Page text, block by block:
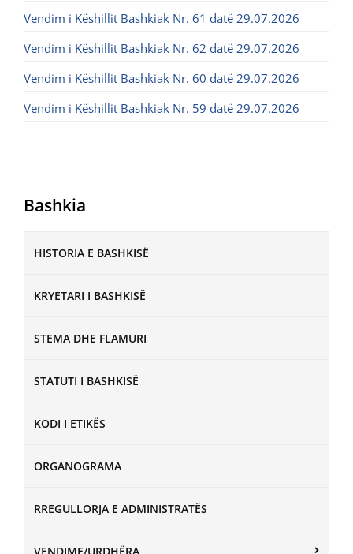
Bashkia
HISTORIA E BASHKISË
KRYETARI I BASHKISË
STEMA DHE FLAMURI
STATUTI I BASHKISË
KODI I ETIKËS
ORGANOGRAMA
RREGULLORJA E ADMINISTRATËS
Vendim i Këshillit Bashkiak Nr. 61 datë 29.07.2026
Vendim i Këshillit Bashkiak Nr. 62 datë 29.07.2026
Vendim i Këshillit Bashkiak Nr. 60 datë 29.07.2026
Vendim i Këshillit Bashkiak Nr. 59 datë 29.07.2026